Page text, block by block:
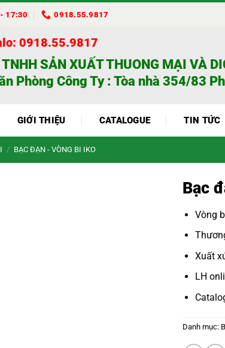
17:30 0918.55.9817
0918.55.9817
TNHH SẢN XUẤT THUONG MẠI VÀ
Phòng Công Ty : Tòa nhà 354/83
GIỚI THIỆU CATALOGUE TIN TỨC
/ BẠC ĐẠN - VÒNG BI IKO
Bạc
Vòng
Xuất
LH
Danh mục: